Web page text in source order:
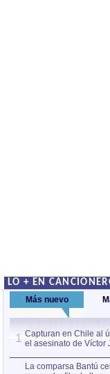
LO + EN
Más nuevo
1 Capturan en Chile al
el asesinato de Víctor
La comparsa Bantú